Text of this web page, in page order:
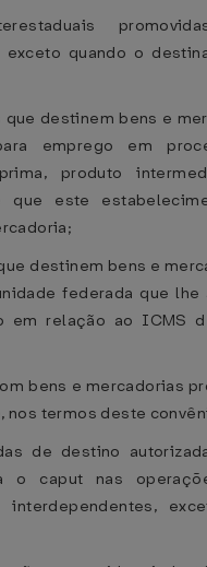
quando o
destinem bens e
emprego em
produto
que este
destinem bens e
federada que lhe
em relação ao ICMS
bens e mercadorias
nos termos deste
de destino
caput nas
interdependentes,